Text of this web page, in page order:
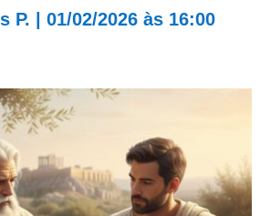
P. 01/02/2026 às 16:00